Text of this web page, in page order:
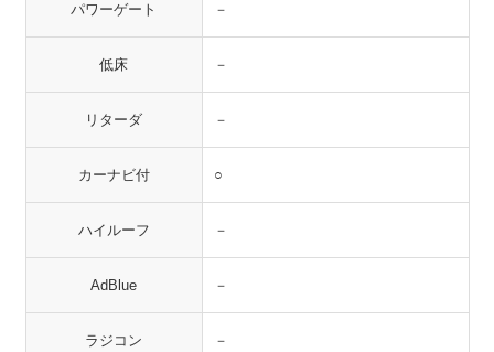
パワーゲート －
低床 －
リターダ －
カーナビ付 ○
ハイルーフ －
AdBlue －
ラジコン －